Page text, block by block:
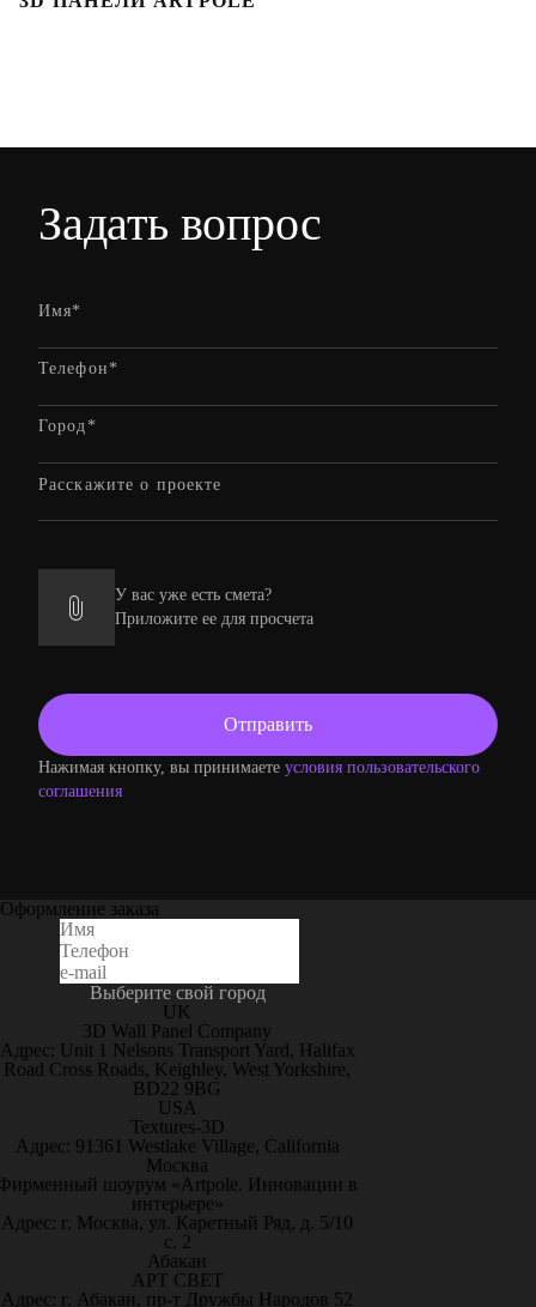
Задать вопрос
У вас уже есть смета?
Приложите ее для просчета
Нажимая кнопку, вы принимаете условия пользовательского
соглашения
Оформление заказа
Выберите свой город
UK
3D Wall Panel Company
Адрес: Unit 1 Nelsons Transport Yard, Halifax
Road Cross Roads, Keighley, West Yorkshire,
BD22 9BG
USA
Textures-3D
Адрес: 91361 Westlake Village, California
Москва
шоурум «Artpole. Инновации в
интерьере»
Адрес: г. Москва, ул. Каретный Ряд, д. 5/10
с. 2
Абакан
АРТ СВЕТ
Адрес: г. Абакан, пр-т Дружбы Народов 52